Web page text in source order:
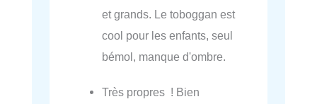
et grands. Le toboggan est
cool pour les enfants, seul
bémol, manque d'ombre.
Très propres ! Bien